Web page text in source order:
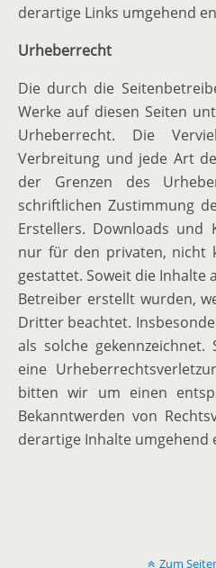
derartige Links umgehend
Urheber­recht
Die durch die
Werke auf diesen Seiten
Urheber­recht. Die
Verbreitung und jede Art
der Grenzen des
schrift­lichen Zustimmung
Erstellers. Downloads und
nur für den privaten, nicht
gestattet. Soweit die Inhalte
Betreiber erstellt wurden,
Dritter beachtet.
als solche
eine
bitten wir um einen
Bekannt­werden von
derartige Inhalte umgehend
Zum